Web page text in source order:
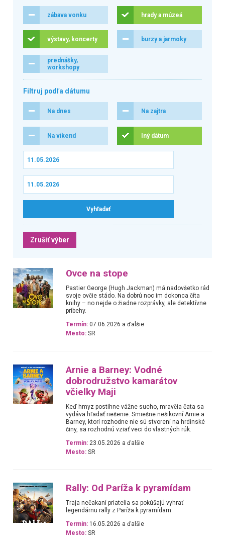
zábava vonku hrady a múzeá
výstavy, koncerty burzy a jarmoky
prednášky,
workshopy
Filtruj podľa dátumu
Na dnes Na zajtra
Na víkend Iný dátum
Zrušiť výber
Ovce na stope
Pastier George (Hugh Jackman) má nadovšetko rád
svoje ovčie stádo. Na dobrú noc im dokonca číta
knihy – no nejde o žiadne rozprávky, ale detektívne
príbehy.
Termín: 07.06.2026 a ďalšie
Mesto: SR
Arnie a Barney: Vodné
dobrodružstvo kamarátov
včielky Maji
Keď hmyz postihne vážne sucho, mravčia čata sa
vydáva hľadať riešenie. Smiešne nešikovní Arnie a
Barney, ktorí rozhodne nie sú stvorení na hrdinské
činy, sa rozhodnú vziať veci do vlastných rúk.
Termín: 23.05.2026 a ďalšie
Mesto: SR
Rally: Od Paríža k pyramídam
Traja nečakaní priatelia sa pokúšajú vyhrať
legendárnu rally z Paríža k pyramídam.
Termín: 16.05.2026 a ďalšie
Mesto: SR